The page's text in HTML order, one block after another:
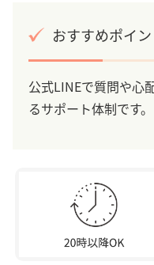
おすすめポイン
公式LINEで質問や心
るサポート体制です。